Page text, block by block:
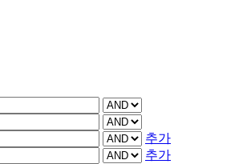
추가
추가